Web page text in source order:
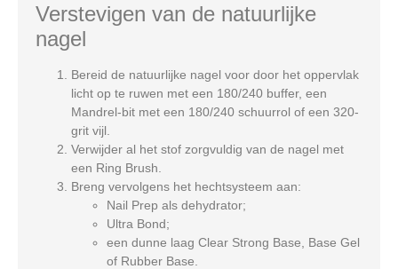
Verstevigen van de natuurlijke
nagel
Bereid de natuurlijke nagel voor door het oppervlak
licht op te ruwen met een 180/240 buffer, een
Mandrel-bit met een 180/240 schuurrol of een 320-
grit vijl.
Verwijder al het stof zorgvuldig van de nagel met
een Ring Brush.
Breng vervolgens het hechtsysteem aan:
Nail Prep als dehydrator;
Ultra Bond;
een dunne laag Clear Strong Base
Base Gel
of Rubber Base